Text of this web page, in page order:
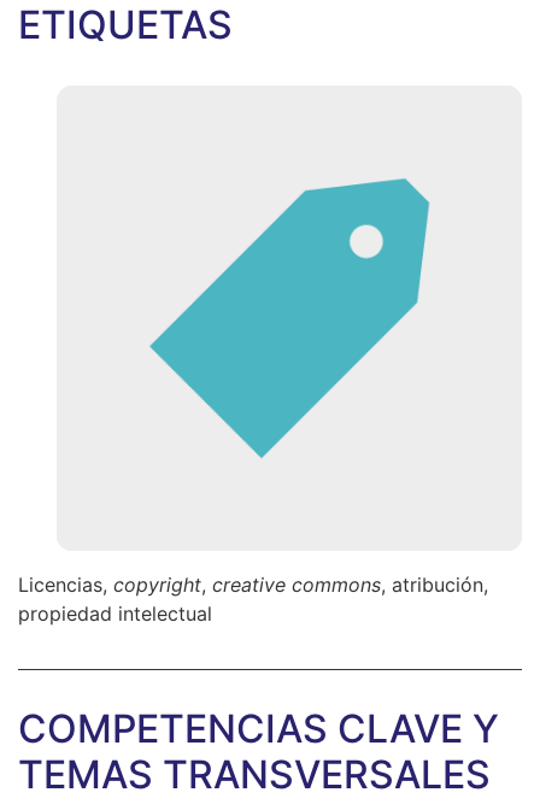
ETIQUETAS
Licencias, copyright, creative commons, atribución,
propiedad intelectual
COMPETENCIAS CLAVE Y
TEMAS TRANSVERSALES